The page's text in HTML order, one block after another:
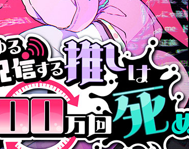
間を求めていたの！」という要素が
。
ということで
ディレクター、吉村さおりです。